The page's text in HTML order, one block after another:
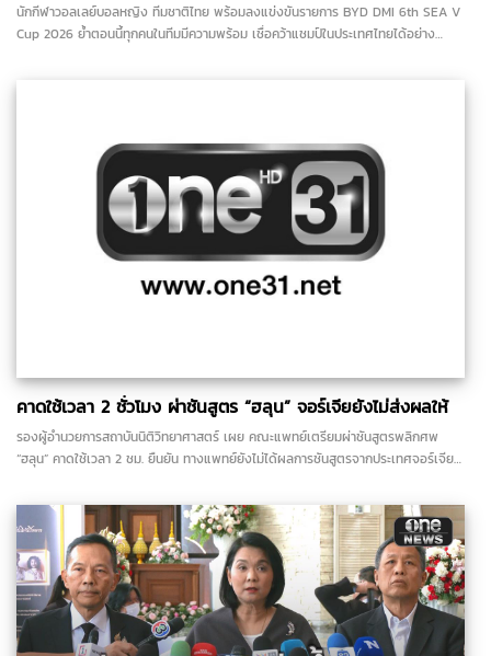
นักกีฬาวอลเลย์บอลหญิง ทีมชาติไทย พร้อมลงแข่งขันรายการ BYD DMI 6th SEA V
Cup 2026 ย้ำตอนนี้ทุกคนในทีมมีความพร้อม เชื่อคว้าแชมป์ในประเทศไทยได้อย่าง
คาดใช้เวลา 2 ชั่วโมง ผ่าชันสูตร “ฮลุน” จอร์เจียยังไม่ส่งผลให้
รองผู้อำนวยการสถาบันนิติวิทยาศาสตร์ เผย คณะแพทย์เตรียมผ่าชันสูตรพลิกศพ
“ฮลุน” คาดใช้เวลา 2 ชม. ยืนยัน ทางแพทย์ยังไม่ได้ผลการชันสูตรจากประเทศจอร์เจีย